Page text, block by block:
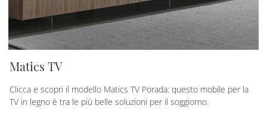
Matics TV
Clicca e scopri il modello Matics TV Porada: questo mobile per la
TV in legno è tra le più belle soluzioni per il soggiorno.